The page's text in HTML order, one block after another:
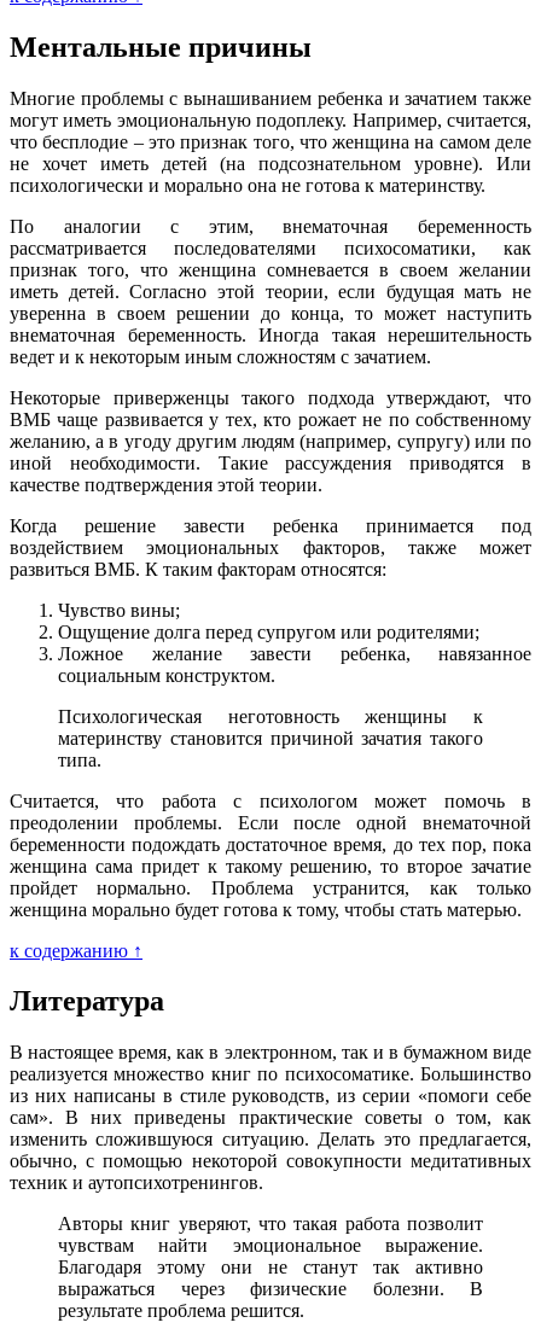
Ментальные причины
Многие проблемы с вынашиванием ребенка и зачатием также
могут иметь эмоциональную подоплеку. Например, считается,
что бесплодие – это признак того, что женщина на самом деле
не хочет иметь детей (на подсознательном уровне). Или
психологически и морально она не готова к материнству.
По аналогии с этим, внематочная беременность
рассматривается последователями психосоматики, как
признак того, что женщина сомневается в своем желании
иметь детей. Согласно этой теории, если будущая мать не
уверенна в своем решении до конца, то может наступить
внематочная беременность. Иногда такая нерешительность
ведет и к некоторым иным сложностям с зачатием.
Некоторые приверженцы такого подхода утверждают, что
ВМБ чаще развивается у тех, кто рожает не по собственному
желанию, а в угоду другим людям (например, супругу) или по
иной необходимости. Такие рассуждения приводятся в
качестве подтверждения этой теории.
Когда решение завести ребенка принимается под
воздействием эмоциональных факторов, также может
развиться ВМБ. К таким факторам относятся:
Чувство вины;
Ощущение долга перед супругом или родителями;
Ложное желание завести ребенка, навязанное
социальным конструктом.
Психологическая неготовность женщины к
материнству становится причиной зачатия такого
типа.
Считается, что работа с психологом может помочь в
преодолении проблемы. Если после одной внематочной
беременности подождать достаточное время, до тех пор, пока
женщина сама придет к такому решению, то второе зачатие
пройдет нормально. Проблема устранится, как только
женщина морально будет готова к тому, чтобы стать матерью.
к содержанию ↑
Литература
В настоящее время, как в электронном, так и в бумажном виде
реализуется множество книг по психосоматике. Большинство
из них написаны в стиле руководств, из серии «помоги себе
сам». В них приведены практические советы о том, как
изменить сложившуюся ситуацию. Делать это предлагается,
обычно, с помощью некоторой совокупности медитативных
техник и аутопсихотренингов.
Авторы книг уверяют, что такая работа позволит
чувствам найти эмоциональное выражение.
Благодаря этому они не станут так активно
выражаться через физические болезни. В
результате проблема решится.